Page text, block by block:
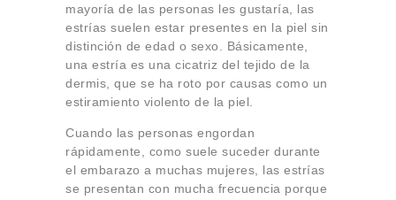
mayoría de las personas les gustaría, las
estrías suelen estar presentes en la piel sin
distinción de edad o sexo. Básicamente,
una estría es una cicatriz del tejido de la
dermis, que se ha roto por causas como un
estiramiento violento de la piel.
Cuando las personas engordan
rápidamente, como suele suceder durante
el embarazo a muchas mujeres, las estrías
se presentan con mucha frecuencia porque